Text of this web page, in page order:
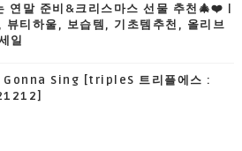
연말 준비&크리스마스 선물 추천🎄❤️ |
뷰티하울, 보습템, 기초템추천, 올리브
일
Gonna Sing [tripleS 트리플에스 :